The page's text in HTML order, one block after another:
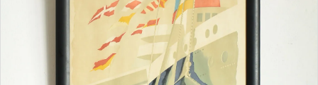
person 新規会員登録